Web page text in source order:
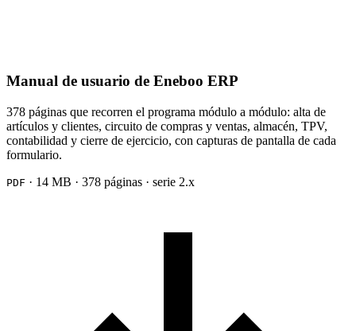
Manual de usuario de Eneboo ERP
378 páginas que recorren el programa módulo a módulo: alta de
artículos y clientes, circuito de compras y ventas, almacén, TPV,
contabilidad y cierre de ejercicio, con capturas de pantalla de cada
formulario.
PDF · 14 MB · 378 páginas · serie 2.x